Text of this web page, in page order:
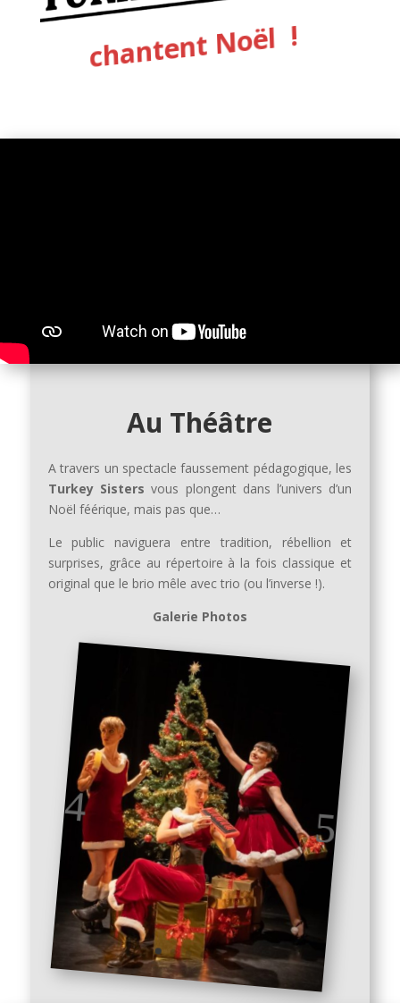
chantent Noël !
Au Théâtre
A travers un spectacle faussement pédagogique, les
Turkey Sisters vous plongent dans l’univers d’un
Noël féérique, mais pas que…
Le public naviguera entre tradition, rébellion et
surprises, grâce au répertoire à la fois classique et
original que le brio mêle avec trio (ou l’inverse !).
Galerie Photos